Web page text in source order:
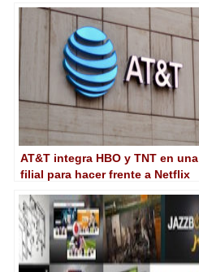
AT&T integra HBO y TNT en una
filial para hacer frente a Netflix